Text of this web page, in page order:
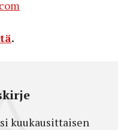
.
kuukausittaisen